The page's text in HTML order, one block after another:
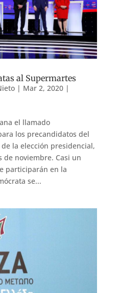
al Supermartes
| Mar 2, 2020|
el llamado
los precandidatos del
la elección presidencial,
noviembre. Casi un
participarán en la
se...